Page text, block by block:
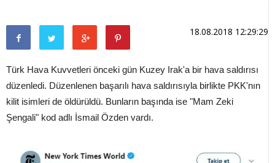
18.08.2018 12:29:29
Türk Hava Kuvvetleri önceki gün Kuzey Irak'a bir hava saldırısı
düzenledi. Düzenlenen başarılı hava saldırısıyla birlikte PKK'nın
kilit isimleri de öldürüldü. Bunların başında ise "Mam Zeki
Şengali" kod adlı İsmail Özden vardı.